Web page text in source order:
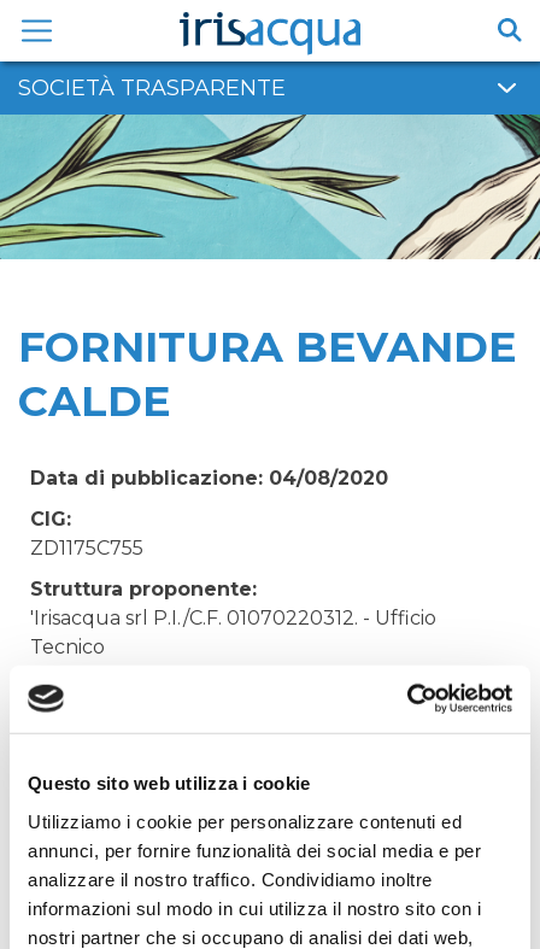
Questo sito web utilizza i cookie
Utilizziamo i cookie per personalizzare contenuti ed
annunci, per fornire funzionalità dei social media e per
analizzare il nostro traffico. Condividiamo inoltre
informazioni sul modo in cui utilizza il nostro sito con i
nostri partner che si occupano di analisi dei dati web,
contenuto
SOCIETÀ TRASPARENTE
FORNITURA BEVANDE
CALDE
Data di pubblicazione: 04/08/2020
CIG:
ZD1175C755
Struttura proponente:
'Irisacqua srl P.I./C.F. 01070220312. - Ufficio
Tecnico
Oggetto:
FORNITURA BEVANDE CALDE
Codice Fiscale:
Procedura di scelta:
Affidamento ai sensi del Regolamento Generale
Aziendale per Lavori Servizi e Forniture (art.238,
comma 7 d.lgs. 163/2006)